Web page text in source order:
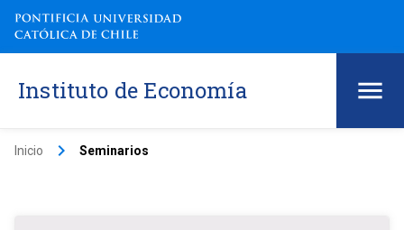
Instituto de Economía
Inicio keyboard_arrow_right Seminarios